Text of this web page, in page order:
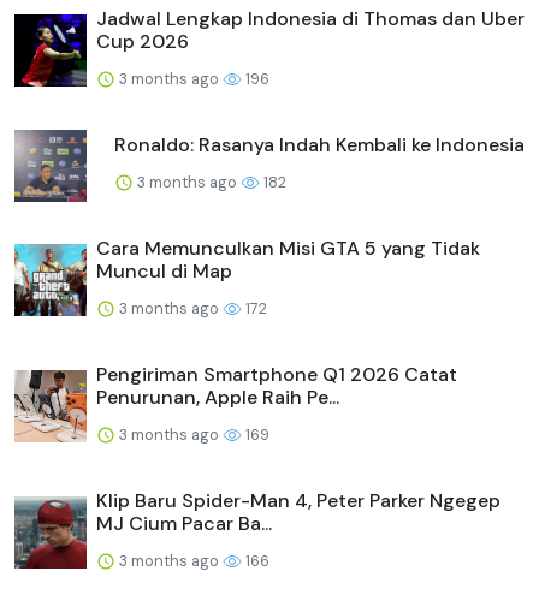
Jadwal Lengkap Indonesia di Thomas dan Uber
Cup 2026
3 months ago 196
Ronaldo: Rasanya Indah Kembali ke Indonesia
3 months ago 182
Cara Memunculkan Misi GTA 5 yang Tidak
Muncul di Map
3 months ago 172
Pengiriman Smartphone Q1 2026 Catat
Penurunan, Apple Raih Pe...
3 months ago 169
Klip Baru Spider-Man 4, Peter Parker Ngegep
MJ Cium Pacar Ba...
3 months ago 166